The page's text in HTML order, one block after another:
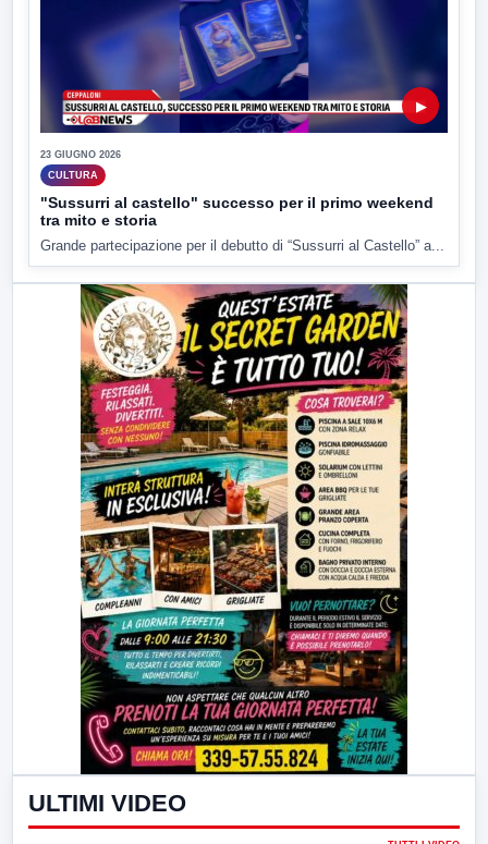
▶
23 GIUGNO 2026
CULTURA
"Sussurri al castello" successo per il primo weekend
tra mito e storia
Grande partecipazione per il debutto di “Sussurri al Castello” a...
ULTIMI VIDEO